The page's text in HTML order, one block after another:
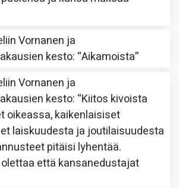
Vornanen ja
kesto: “Aikamoista”
Vornanen ja
kesto: “Kiitos kivoista
oikeassa, kaikenlaisiset
laiskuudesta ja joutilaisuudesta
pitäisi lyhentää.
että kansanedustajat